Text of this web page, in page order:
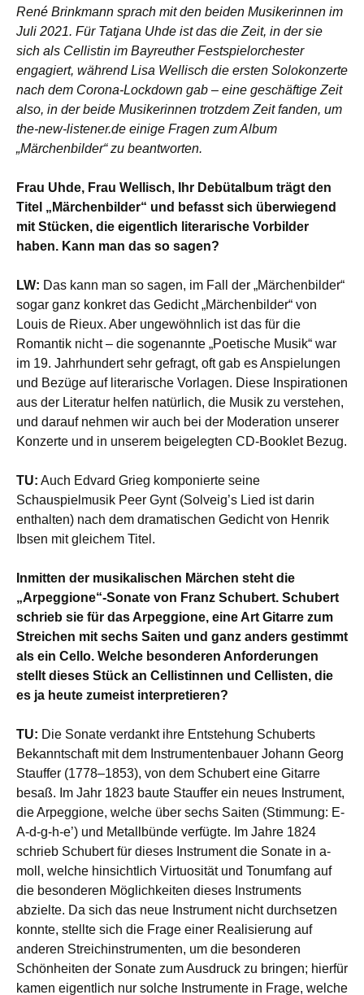
René Brinkmann sprach mit den beiden Musikerinnen im
Juli 2021. Für Tatjana Uhde ist das die Zeit, in der sie
sich als Cellistin im Bayreuther Festspielorchester
engagiert, während Lisa Wellisch die ersten Solokonzerte
nach dem Corona-Lockdown gab – eine geschäftige Zeit
also, in der beide Musikerinnen trotzdem Zeit fanden, um
the-new-listener.de einige Fragen zum Album
„Märchenbilder“ zu beantworten.
Frau Uhde, Frau Wellisch, Ihr Debütalbum trägt den
Titel „Märchenbilder“ und befasst sich überwiegend
mit Stücken, die eigentlich literarische Vorbilder
haben. Kann man das so sagen?
LW: Das kann man so sagen, im Fall der „Märchenbilder“
sogar ganz konkret das Gedicht „Märchenbilder“ von
Louis de Rieux. Aber ungewöhnlich ist das für die
Romantik nicht – die sogenannte „Poetische Musik“ war
im 19. Jahrhundert sehr gefragt, oft gab es Anspielungen
und Bezüge auf literarische Vorlagen. Diese Inspirationen
aus der Literatur helfen natürlich, die Musik zu verstehen,
und darauf nehmen wir auch bei der Moderation unserer
Konzerte und in unserem beigelegten CD-Booklet Bezug.
TU: Auch Edvard Grieg komponierte seine
Schauspielmusik Peer Gynt (Solveig’s Lied ist darin
enthalten) nach dem dramatischen Gedicht von Henrik
Ibsen mit gleichem Titel.
Inmitten der musikalischen Märchen steht die
„Arpeggione“-Sonate von Franz Schubert. Schubert
schrieb sie für das Arpeggione, eine Art Gitarre zum
Streichen mit sechs Saiten und ganz anders gestimmt
als ein Cello. Welche besonderen Anforderungen
stellt dieses Stück an Cellistinnen und Cellisten, die
es ja heute zumeist interpretieren?
TU: Die Sonate verdankt ihre Entstehung Schuberts
Bekanntschaft mit dem Instrumentenbauer Johann Georg
Stauffer (1778–1853), von dem Schubert eine Gitarre
besaß. Im Jahr 1823 baute Stauffer ein neues Instrument,
die Arpeggione, welche über sechs Saiten (Stimmung: E-
A-d-g-h-e’) und Metallbünde verfügte. Im Jahre 1824
schrieb Schubert für dieses Instrument die Sonate in a-
moll, welche hinsichtlich Virtuosität und Tonumfang auf
die besonderen Möglichkeiten dieses Instruments
abzielte. Da sich das neue Instrument nicht durchsetzen
konnte, stellte sich die Frage einer Realisierung auf
anderen Streichinstrumenten, um die besonderen
Schönheiten der Sonate zum Ausdruck zu bringen; hierfür
kamen eigentlich nur solche Instrumente in Frage, welche